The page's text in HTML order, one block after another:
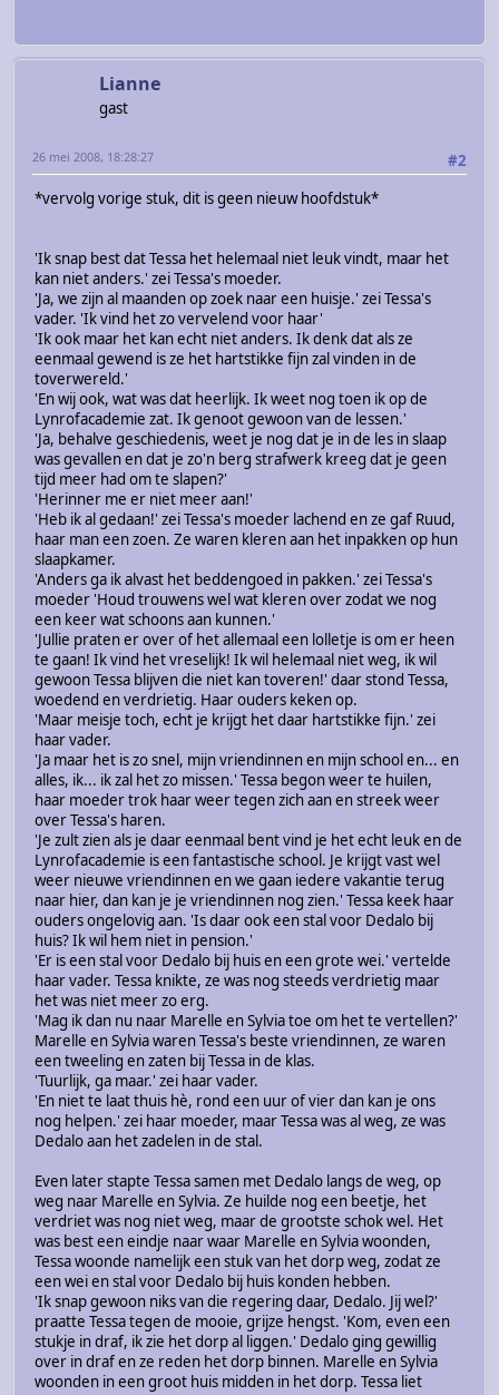
Lianne
gast
#2
26 mei 2008, 18:28:27
*vervolg vorige stuk, dit is geen nieuw hoofdstuk*
'Ik snap best dat Tessa het helemaal niet leuk vindt, maar het
kan niet anders.' zei Tessa's moeder.
'Ja, we zijn al maanden op zoek naar een huisje.' zei Tessa's
vader. 'Ik vind het zo vervelend voor haar'
'Ik ook maar het kan echt niet anders. Ik denk dat als ze
eenmaal gewend is ze het hartstikke fijn zal vinden in de
toverwereld.'
'En wij ook, wat was dat heerlijk. Ik weet nog toen ik op de
Lynrofacademie zat. Ik genoot gewoon van de lessen.'
'Ja, behalve geschiedenis, weet je nog dat je in de les in slaap
was gevallen en dat je zo'n berg strafwerk kreeg dat je geen
tijd meer had om te slapen?'
'Herinner me er niet meer aan!'
'Heb ik al gedaan!' zei Tessa's moeder lachend en ze gaf Ruud,
haar man een zoen. Ze waren kleren aan het inpakken op hun
slaapkamer.
'Anders ga ik alvast het beddengoed in pakken.' zei Tessa's
moeder 'Houd trouwens wel wat kleren over zodat we nog
een keer wat schoons aan kunnen.'
'Jullie praten er over of het allemaal een lolletje is om er heen
te gaan! Ik vind het vreselijk! Ik wil helemaal niet weg, ik wil
gewoon Tessa blijven die niet kan toveren!' daar stond Tessa,
woedend en verdrietig. Haar ouders keken op.
'Maar meisje toch, echt je krijgt het daar hartstikke fijn.' zei
haar vader.
'Ja maar het is zo snel, mijn vriendinnen en mijn school en... en
alles, ik... ik zal het zo missen.' Tessa begon weer te huilen,
haar moeder trok haar weer tegen zich aan en streek weer
over Tessa's haren.
'Je zult zien als je daar eenmaal bent vind je het echt leuk en de
Lynrofacademie is een fantastische school. Je krijgt vast wel
weer nieuwe vriendinnen en we gaan iedere vakantie terug
naar hier, dan kan je je vriendinnen nog zien.' Tessa keek haar
ouders ongelovig aan. 'Is daar ook een stal voor Dedalo bij
huis? Ik wil hem niet in pension.'
'Er is een stal voor Dedalo bij huis en een grote wei.' vertelde
haar vader. Tessa knikte, ze was nog steeds verdrietig maar
het was niet meer zo erg.
'Mag ik dan nu naar Marelle en Sylvia toe om het te vertellen?'
Marelle en Sylvia waren Tessa's beste vriendinnen, ze waren
een tweeling en zaten bij Tessa in de klas.
'Tuurlijk, ga maar.' zei haar vader.
'En niet te laat thuis hè, rond een uur of vier dan kan je ons
nog helpen.' zei haar moeder, maar Tessa was al weg, ze was
Dedalo aan het zadelen in de stal.
Even later stapte Tessa samen met Dedalo langs de weg, op
weg naar Marelle en Sylvia. Ze huilde nog een beetje, het
verdriet was nog niet weg, maar de grootste schok wel. Het
was best een eindje naar waar Marelle en Sylvia woonden,
Tessa woonde namelijk een stuk van het dorp weg, zodat ze
een wei en stal voor Dedalo bij huis konden hebben.
'Ik snap gewoon niks van die regering daar, Dedalo. Jij wel?'
praatte Tessa tegen de mooie, grijze hengst. 'Kom, even een
stukje in draf, ik zie het dorp al liggen.' Dedalo ging gewillig
over in draf en ze reden het dorp binnen. Marelle en Sylvia
woonden in een groot huis midden in het dorp. Tessa liet